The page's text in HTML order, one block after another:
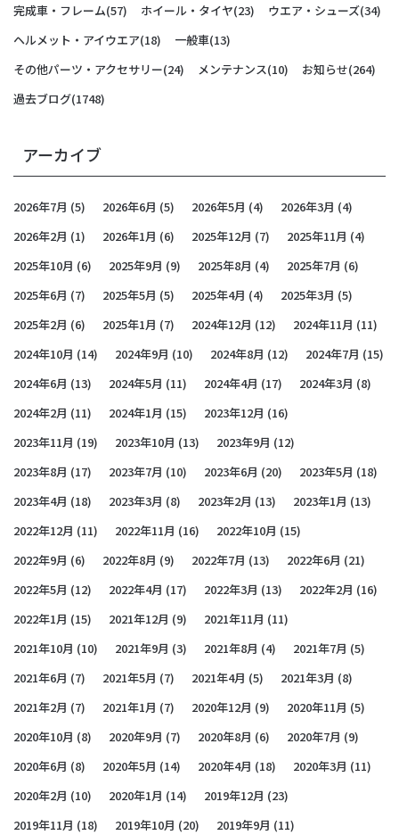
完成車・フレーム(57) ホイール・タイヤ(23) ウエア・シューズ(34)
ヘルメット・アイウエア(18) 一般車(13)
その他パーツ・アクセサリー(24) メンテナンス(10) お知らせ(264)
過去ブログ(1748)
アーカイブ
2026年7月 (5) 2026年6月 (5) 2026年5月 (4) 2026年3月 (4)
2026年2月 (1) 2026年1月 (6) 2025年12月 (7) 2025年11月 (4)
2025年10月 (6) 2025年9月 (9) 2025年8月 (4) 2025年7月 (6)
2025年6月 (7) 2025年5月 (5) 2025年4月 (4) 2025年3月 (5)
2025年2月 (6) 2025年1月 (7) 2024年12月 (12) 2024年11月 (11)
2024年10月 (14) 2024年9月 (10) 2024年8月 (12) 2024年7月 (15)
2024年6月 (13) 2024年5月 (11) 2024年4月 (17) 2024年3月 (8)
2024年2月 (11) 2024年1月 (15) 2023年12月 (16)
2023年11月 (19) 2023年10月 (13) 2023年9月 (12)
2023年8月 (17) 2023年7月 (10) 2023年6月 (20) 2023年5月 (18)
2023年4月 (18) 2023年3月 (8) 2023年2月 (13) 2023年1月 (13)
2022年12月 (11) 2022年11月 (16) 2022年10月 (15)
2022年9月 (6) 2022年8月 (9) 2022年7月 (13) 2022年6月 (21)
2022年5月 (12) 2022年4月 (17) 2022年3月 (13) 2022年2月 (16)
2022年1月 (15) 2021年12月 (9) 2021年11月 (11)
2021年10月 (10) 2021年9月 (3) 2021年8月 (4) 2021年7月 (5)
2021年6月 (7) 2021年5月 (7) 2021年4月 (5) 2021年3月 (8)
2021年2月 (7) 2021年1月 (7) 2020年12月 (9) 2020年11月 (5)
2020年10月 (8) 2020年9月 (7) 2020年8月 (6) 2020年7月 (9)
2020年6月 (8) 2020年5月 (14) 2020年4月 (18) 2020年3月 (11)
2020年2月 (10) 2020年1月 (14) 2019年12月 (23)
2019年11月 (18) 2019年10月 (20) 2019年9月 (11)